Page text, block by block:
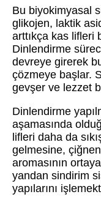
Bu biyokimyasal
glikojen, laktik
arttıkça kas lifleri
Dinlendirme
devreye girerek
çözmeye başlar.
gevşer ve lezzet
Dinlendirme
aşamasında
lifleri daha da
gelmesine,
aromasının
yandan sindirim
yapılarını